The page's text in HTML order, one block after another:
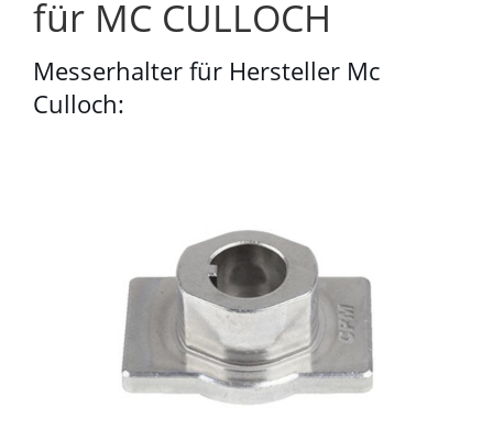
für MC CULLOCH
Messerhalter für Hersteller Mc
Culloch: